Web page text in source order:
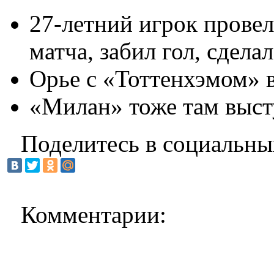
27-летний игрок
матча, забил гол,
Орье с
«Милан» тоже там
Поделитесь в
Комментарии: